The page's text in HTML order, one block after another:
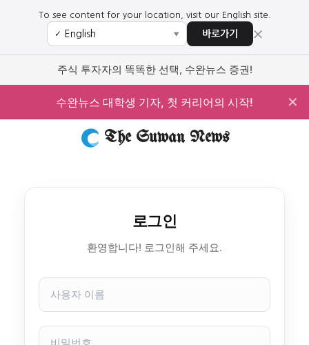
To see content for your location, visit our English site.
✓ ▼ 바로가기 ×
주식 투자자의 똑똑한 선택, 수완뉴스 증권!
수완뉴스 대학생 기자, 첫 커리어의 시작! ✕
The Suwan News
로그인
환영합니다! 로그인해 주세요.
사
자
이
비